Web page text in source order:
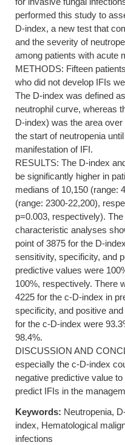
performed this study to
D-index, a new test that
and the severity of
among patients with acute
METHODS: Fifteen
who did not develop IFIs
The D-index was defined
neutrophil curve, whereas
D-index) was the area
the start of neutropenia
manifestation of IFI.
RESULTS: The D-index
be significantly higher in
medians of 10,150 (range:
(range: 2300-22,200),
p=0.003, respectively).
characteristic analyses
point of 3875 for the D-
sensitivity, specificity, and
predictive values were
100%, respectively. There
4225 for the c-D-index in
specificity, and positive
for the c-D-index were
98.4%.
DISCUSSION AND
especially the c-D-index
negative predictive value
predict IFIs in the
Keywords: Neutropenia,
index, Hematological
infections